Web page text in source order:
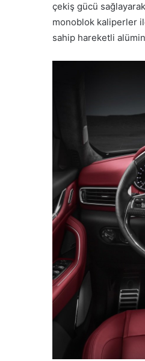
çekiş gücü
monoblok kaliperler
sahip hareketli